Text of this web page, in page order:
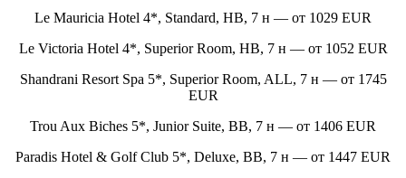
Le Mauricia Hotel 4*, Standard, НB, 7 н — от 1029 EUR
Le Victoria Hotel 4*, Superior Room, HB, 7 н — от 1052 EUR
Shandrani Resort Spa 5*, Superior Room, ALL, 7 н — от 1745
EUR
Trou Aux Biches 5*, Junior Suite, BB, 7 н — от 1406 EUR
Paradis Hotel & Golf Club 5*, Deluxe, BB, 7 н — от 1447 EUR